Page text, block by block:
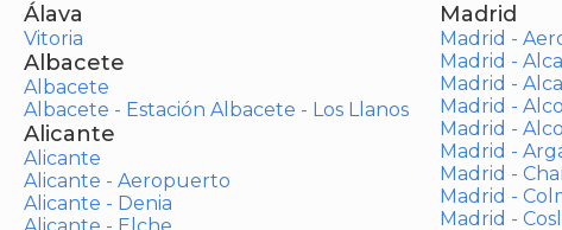
Álava
Vitoria
Albacete
Albacete
Albacete - Estación Albacete - Los Llanos
Alicante
Alicante
Alicante - Aeropuerto
Alicante - Denia
Madrid
Madrid -
Madrid -
Madrid -
Madrid -
Madrid -
Madrid -
Madrid -
Madrid -
Madrid -